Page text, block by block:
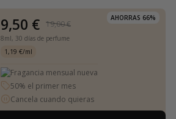
AHORRAS 66%
9,50 € 19,00 €
8ml, 30 días de perfume
1,19 €/ml
Fragancia mensual nueva
50% el primer mes
Cancela cuando quieras